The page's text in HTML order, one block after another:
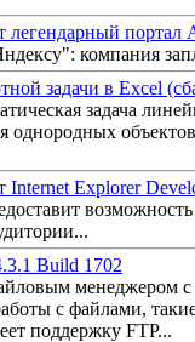
легендарный портал
компания
задачи в Excel
задача
однородных
Internet Explorer
Build 1702
менеджером
с файлами,
поддержку FTP...